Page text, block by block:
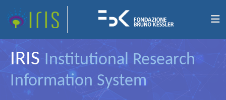
IRIS Institutional Research
Information System